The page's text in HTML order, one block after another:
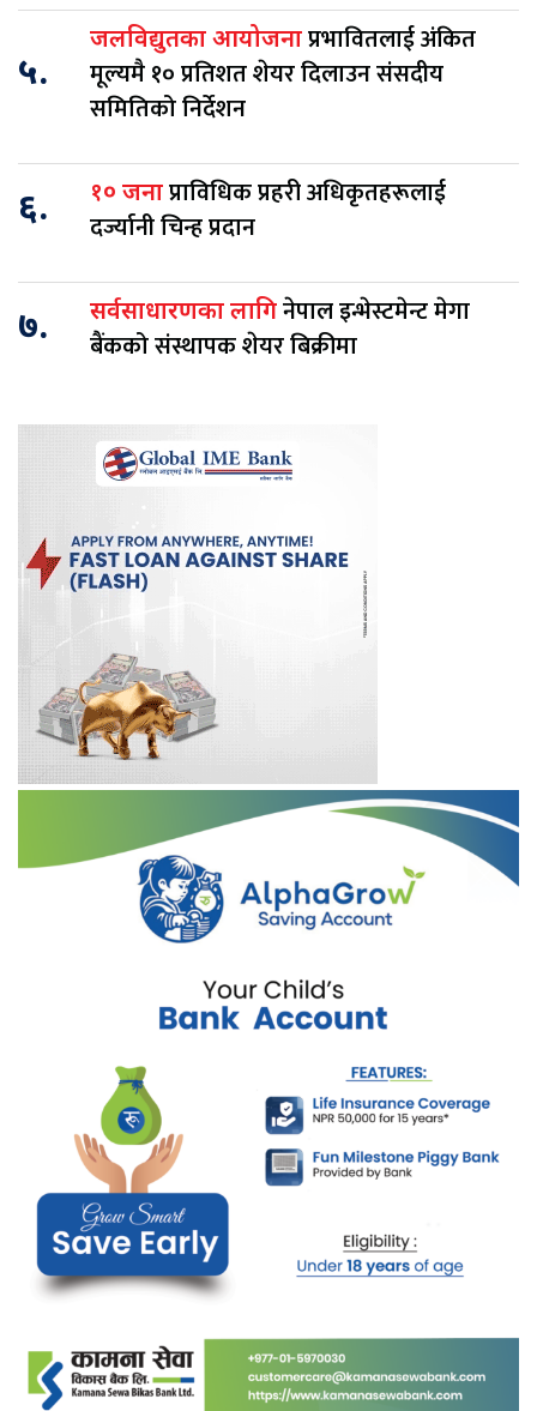
५.
जलविद्युतका आयोजनाप्रभावितलाई अंकित
मूल्यमै १० प्रतिशत शेयर दिलाउन संसदीय
समितिको निर्देशन
६. १० जनाप्राविधिक प्रहरी अधिकृतहरूलाई
दर्ज्यानी चिन्ह प्रदान
७. सर्वसाधारणका लागिनेपाल इन्भेस्टमेन्ट मेगा
बैंकको संस्थापक शेयर बिक्रीमा